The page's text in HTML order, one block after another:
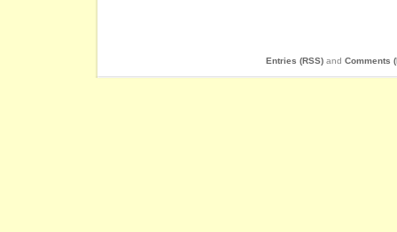
Entries (RSS) and Comments